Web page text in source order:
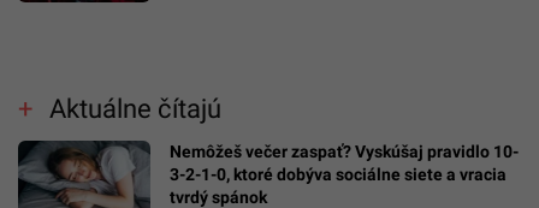
Aktuálne čítajú
Nemôžeš večer zaspať? Vyskúšaj pravidlo 10-
3-2-1-0, ktoré dobýva sociálne siete a vracia
tvrdý spánok